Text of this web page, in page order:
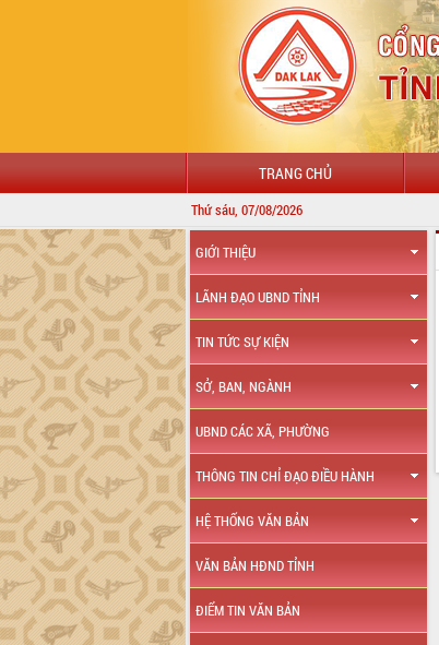
TRANG CHỦ
Thứ sáu, 07/08/2026
GIỚI THIỆU
LÃNH ĐẠO UBND TỈNH
TIN TỨC SỰ KIỆN
SỞ, BAN, NGÀNH
UBND CÁC XÃ, PHƯỜNG
THÔNG TIN CHỈ ĐẠO ĐIỀU HÀNH
HỆ THỐNG VĂN BẢN
VĂN BẢN HĐND TỈNH
ĐIỂM TIN VĂN BẢN